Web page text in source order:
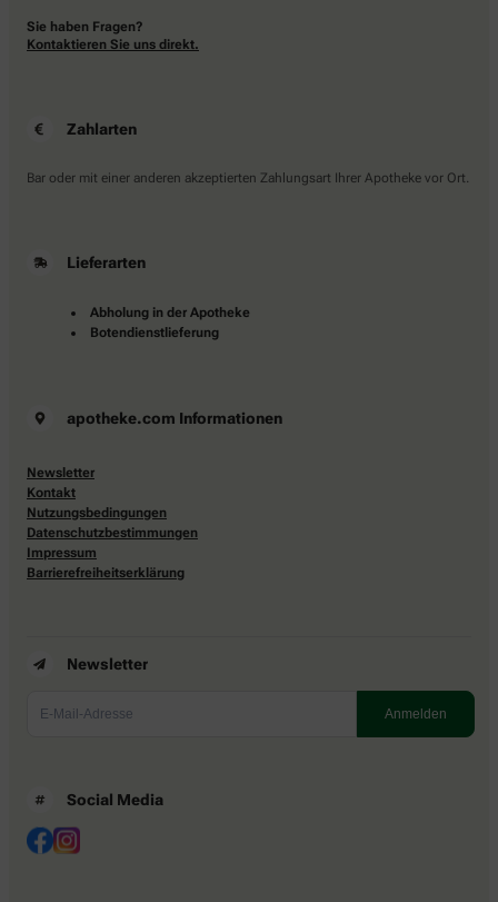
Sie haben Fragen?
Kontaktieren Sie uns direkt.
Zahlarten
Bar oder mit einer anderen akzeptierten Zahlungsart Ihrer Apotheke vor Ort.
Lieferarten
Abholung in der Apotheke
Botendienstlieferung
apotheke.com Informationen
Newsletter
Kontakt
Nutzungsbedingungen
Datenschutzbestimmungen
Impressum
Barrierefreiheitserklärung
Newsletter
Social Media